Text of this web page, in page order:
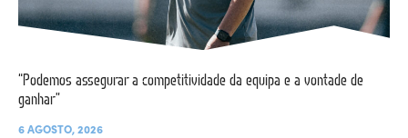
“Podemos assegurar a competitividade da equipa e a vontade de
ganhar”
6 AGOSTO, 2026